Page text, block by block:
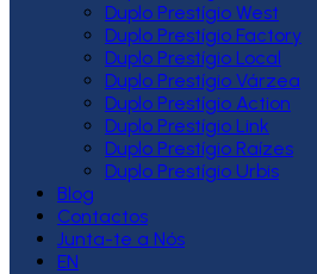
Duplo Prestígio West
Duplo Prestígio Factory
Duplo Prestígio Local
Duplo Prestígio Várzea
Duplo Prestígio Action
Duplo Prestígio Link
Duplo Prestígio Raízes
Duplo Prestígio Urbis
Blog
Contactos
Junta-te a Nós
EN